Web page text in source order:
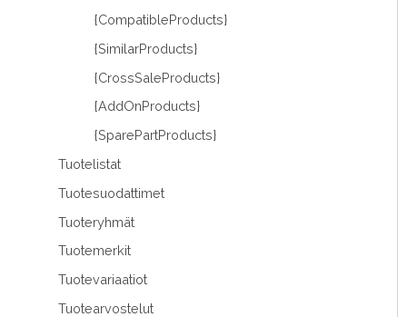
{CompatibleProducts}
{SimilarProducts}
{CrossSaleProducts}
{AddOnProducts}
{SparePartProducts}
Tuotelistat
Tuotesuodattimet
Tuoteryhmät
Tuotemerkit
Tuotevariaatiot
Tuotearvostelut